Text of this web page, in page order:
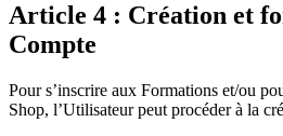
Article 4 : Création et
Compte
Pour s’inscrire aux Formations et/ou
Shop, l’Utilisateur peut procéder à la